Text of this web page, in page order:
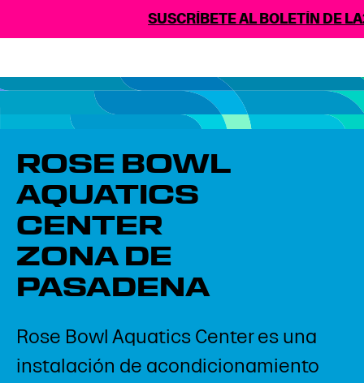
SUSCRÍBETE AL BOLETÍN DE
ROSE BOWL
AQUATICS
CENTER
ZONA DE
PASADENA
Rose Bowl Aquatics Center es una
instalación de acondicionamiento